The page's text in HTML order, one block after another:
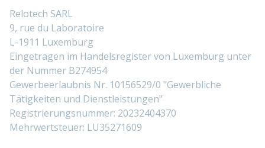
Relotech SARL
9, rue du Laboratoire
L-1911 Luxemburg
Eingetragen im Handelsregister von Luxemburg unter
der Nummer B274954
Gewerbeerlaubnis Nr. 10156529/0 "Gewerbliche
Tätigkeiten und Dienstleistungen"
Registrierungsnummer: 20232404370
Mehrwertsteuer: LU35271609